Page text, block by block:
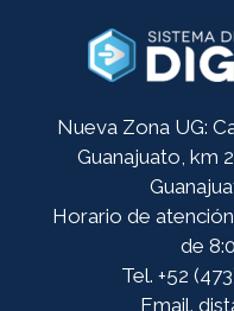
Nueva Zona UG:
Guanajuato, km
Horario de
de
Tel. +52
Email.